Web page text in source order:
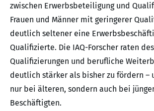
zwischen Erwerbsbeteiligung und
Frauen und Männer mit geringerer
deutlich seltener eine
Qualifizierte. Die IAQ-Forscher raten
Qualifizierungen und berufliche
deutlich stärker als bisher zu fördern –
nur bei älteren, sondern auch bei
Beschäftigten.